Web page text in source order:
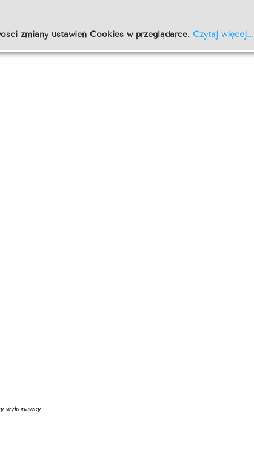
wykonawcy
zmiany ustawień Cookies w przeglądarce.Czytaj więcej...